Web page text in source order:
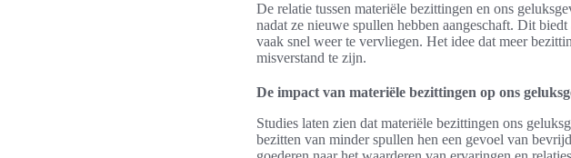
De relatie tussen materiële bezittingen en ons
nadat ze nieuwe spullen hebben aangeschaft. Dit
vaak snel weer te vervliegen. Het idee dat meer
misverstand te zijn.
De impact van materiële bezittingen op ons
Studies laten zien dat materiële bezittingen ons
bezitten van minder spullen hen een gevoel van